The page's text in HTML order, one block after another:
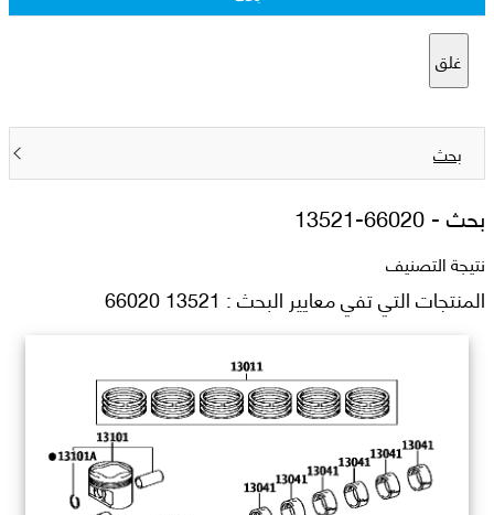
غلق
بحث
بحث -13521-66020
نتيجة التصنيف
المنتجات التي تفي معايير البحث : 13521 66020